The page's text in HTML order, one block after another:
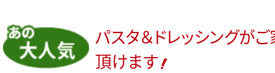
パスタ＆ドレッシングが
頂けます